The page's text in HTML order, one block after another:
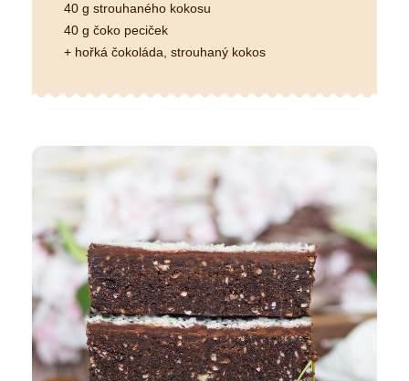
40 g strouhaného kokosu
40 g čoko peciček
+ hořká čokoláda, strouhaný kokos